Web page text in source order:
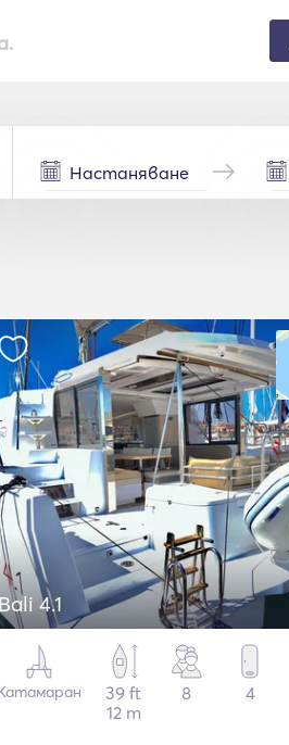
4.1
39 ft
12 m
8 4